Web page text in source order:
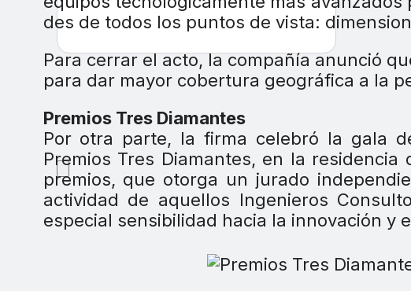
des de todos los puntos de vista:
Para cerrar el acto, la compañía anunció
para dar mayor cobertura geográfica a la
Premios Tres Diamantes
Por otra parte, la firma celebró la gala
Premios Tres Diamantes, en la
premios, que otorga un jurado
actividad de aquellos Ingenieros
especial sensibilidad hacia la innovación y